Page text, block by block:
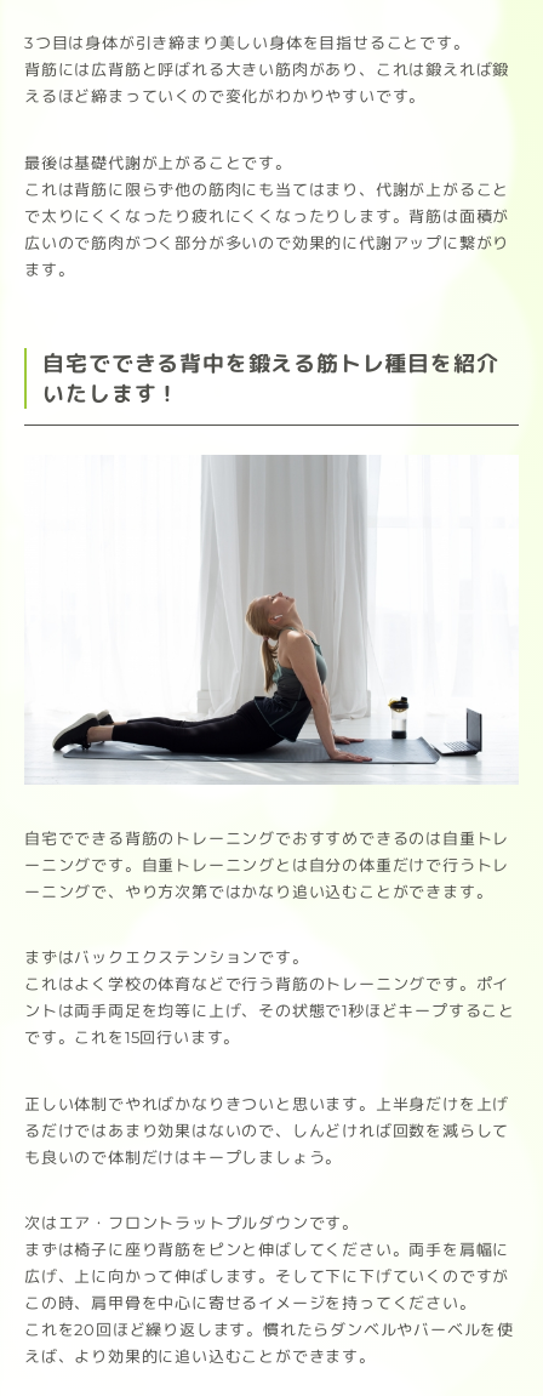
3つ目は身体が引き締まり美しい身体を目指せることです。
背筋には広背筋と呼ばれる大きい筋肉があり、これは鍛えれば鍛
えるほど締まっていくので変化がわかりやすいです。
最後は基礎代謝が上がることです。
これは背筋に限らず他の筋肉にも当てはまり、代謝が上がること
で太りにくくなったり疲れにくくなったりします。背筋は面積が
広いので筋肉がつく部分が多いので効果的に代謝アップに繋がり
ます。
自宅でできる背中を鍛える筋トレ種目を紹介
いたします！
自宅でできる背筋のトレーニングでおすすめできるのは自重トレ
ーニングです。自重トレーニングとは自分の体重だけで行うトレ
ーニングで、やり方次第ではかなり追い込むことができます。
まずはバックエクステンションです。
これはよく学校の体育などで行う背筋のトレーニングです。ポイ
ントは両手両足を均等に上げ、その状態で1秒ほどキープすること
です。これを15回行います。
正しい体制でやればかなりきついと思います。上半身だけを上げ
るだけではあまり効果はないので、しんどければ回数を減らして
も良いので体制だけはキープしましょう。
次はエア・フロントラットプルダウンです。
まずは椅子に座り背筋をピンと伸ばしてください。両手を肩幅に
広げ、上に向かって伸ばします。そして下に下げていくのですが
この時、肩甲骨を中心に寄せるイメージを持ってください。
これを20回ほど繰り返します。慣れたらダンベルやバーベルを使
えば、より効果的に追い込むことができます。